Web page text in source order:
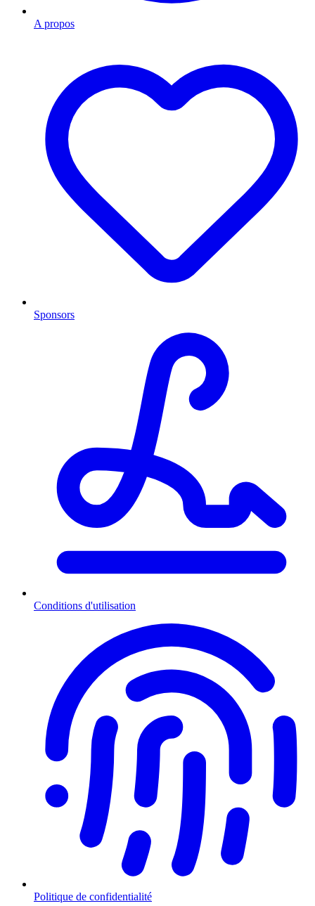
A propos
Sponsors
Conditions d'utilisation
Politique de confidentialité